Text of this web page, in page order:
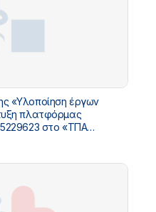
«Υλοποίηση έργων
πλατφόρμας
στο «ΤΠΑ